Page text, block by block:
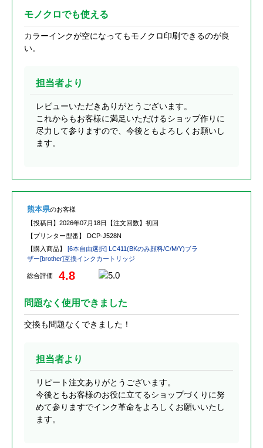
モノクロでも使える
カラーインクが空になってもモノクロ印刷できるのが良
い。
担当者より
レビューいただきありがとうございます。
これからもお客様に満足いただけるショップ作りに
尽力して参りますので、今後ともよろしくお願いし
ます。
熊本県のお客様
【投稿日】 2026年07月18日 【注文回数】 初回
【プリンター型番】 DCP-J528N
【購入商品】 [6本自由選択] LC411(BKのみ顔料/C/M/Y)ブラ
ザー[brother]互換インクカートリッジ
総合評価 4.8
問題なく使用できました
交換も問題なくできました！
担当者より
リピート注文ありがとうございます。
今後ともお客様のお役に立てるショップづくりに努
めて参りますでインク革命をよろしくお願いいたし
ます。